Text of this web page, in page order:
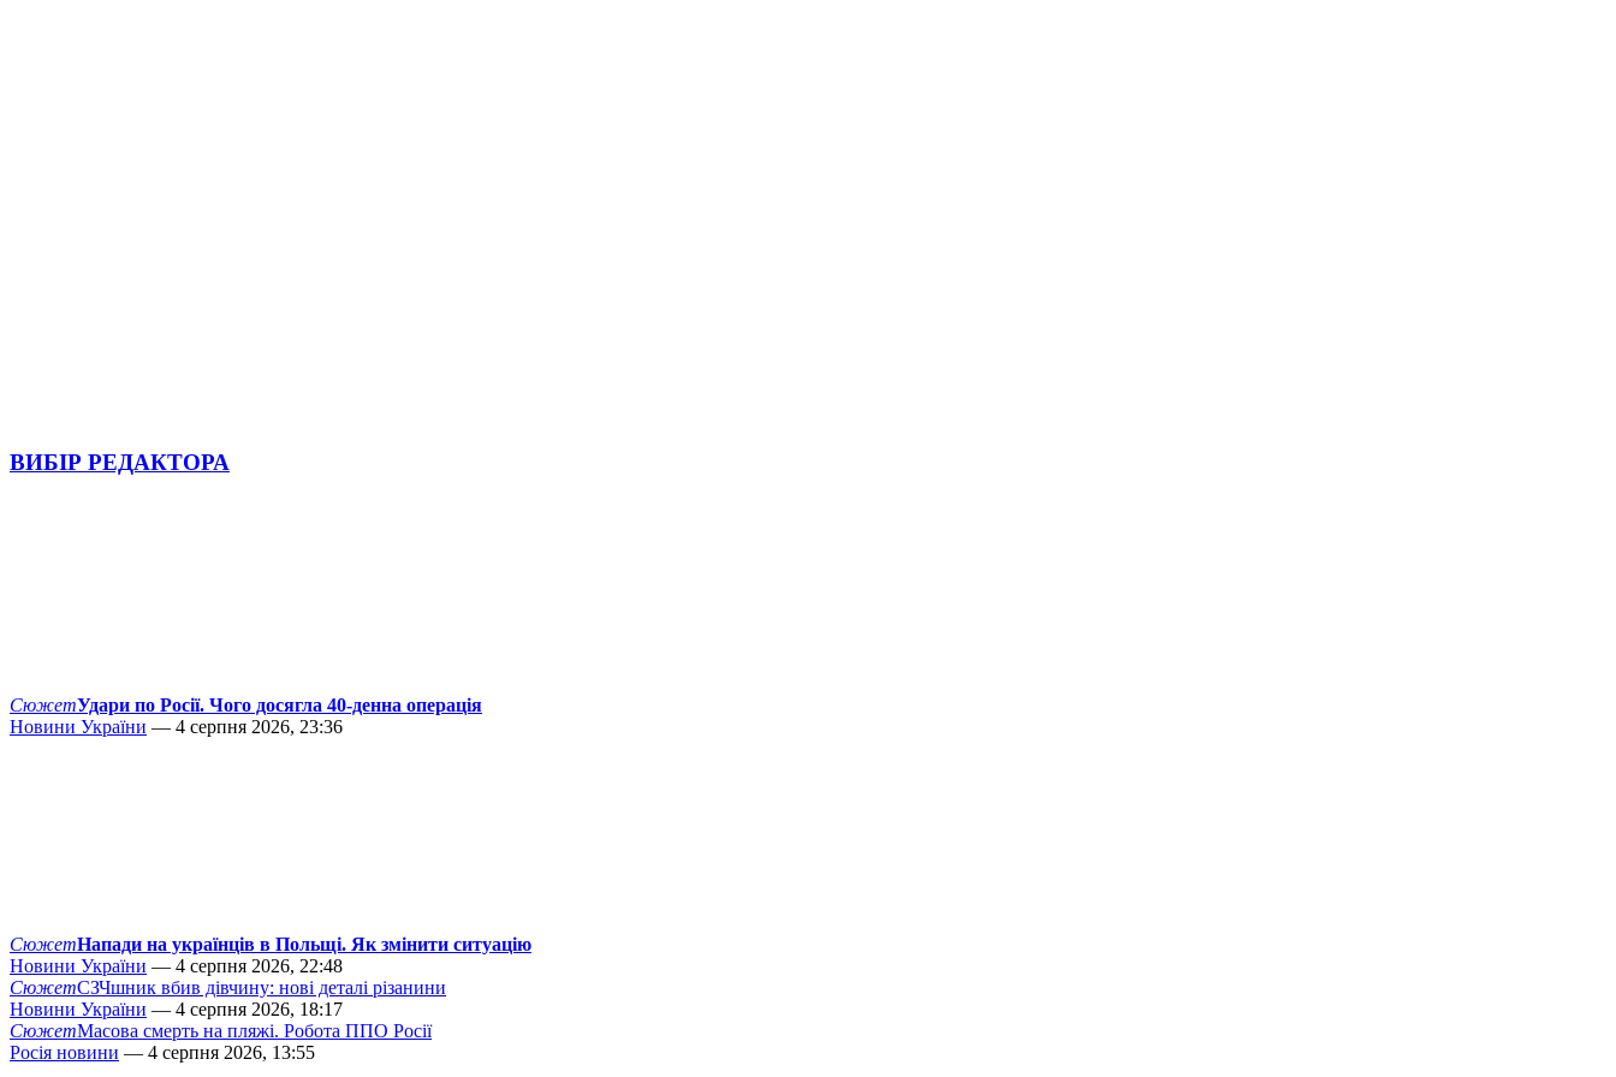
ВИБІР РЕДАКТОРА
СюжетУдари по Росії. Чого досягла 40-денна операція
Новини України — 4 серпня 2026, 23:36
СюжетНапади на українців в Польщі. Як змінити ситуацію
Новини України — 4 серпня 2026, 22:48
СюжетСЗЧшник вбив дівчину: нові деталі різанини
Новини України — 4 серпня 2026, 18:17
СюжетМасова смерть на пляжі. Робота ППО Росії
Росія новини — 4 серпня 2026, 13:55